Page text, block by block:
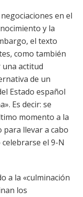
en el
y la
el texto
como también
una actitud
de un
Estado español
Es decir: se
momento a la
para llevar a cabo
el 9-N
a la «culminación
los